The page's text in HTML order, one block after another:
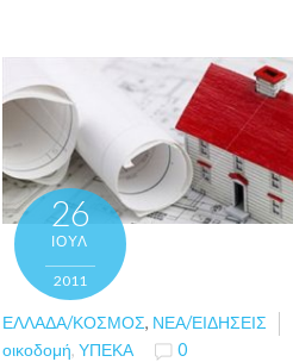
26
ΙΟΎΛ
2011
ΕΛΛΆΔΑ/ΚΌΣΜΟΣ, ΝΈΑ/ΕΙΔΉΣΕΙΣ
οικοδομή, ΥΠΕΚΑ 0